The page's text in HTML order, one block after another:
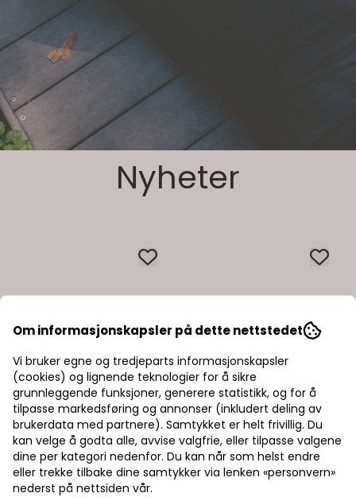
Nyheter
Om informasjonskapsler på dette nettstedet
Vi bruker egne og tredjeparts informasjonskapsler
(cookies) og lignende teknologier for å sikre
grunnleggende funksjoner, generere statistikk, og for å
tilpasse markedsføring og annonser (inkludert deling av
brukerdata med partnere). Samtykket er helt frivillig. Du
kan velge å godta alle, avvise valgfrie, eller tilpasse valgene
dine per kategori nedenfor. Du kan når som helst endre
eller trekke tilbake dine samtykker via lenken «personvern»
nederst på nettsiden vår.